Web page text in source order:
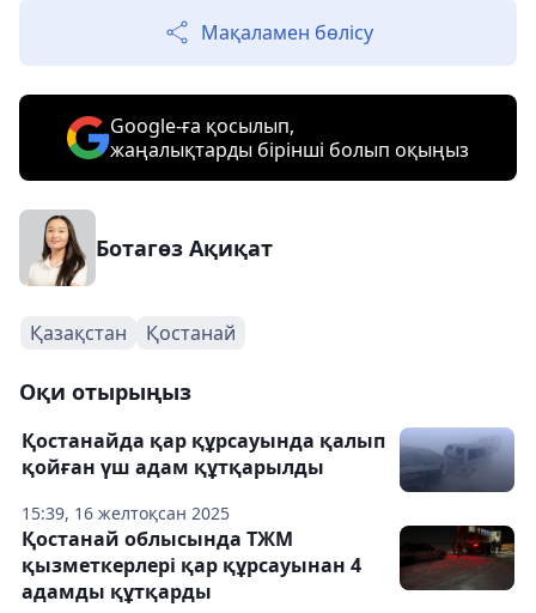
Мақаламен бөлісу
Google-ға қосылып,
жаңалықтарды бірінші болып оқыңыз
Ботагөз Ақиқат
Қазақстан Қостанай
Оқи отырыңыз
15:39, 16 желтоқсан 2025
Қостанайда қар құрсауында қалып
қойған үш адам құтқарылды
Қостанай облысында ТЖМ
қызметкерлері қар құрсауынан 4
адамды құтқарды